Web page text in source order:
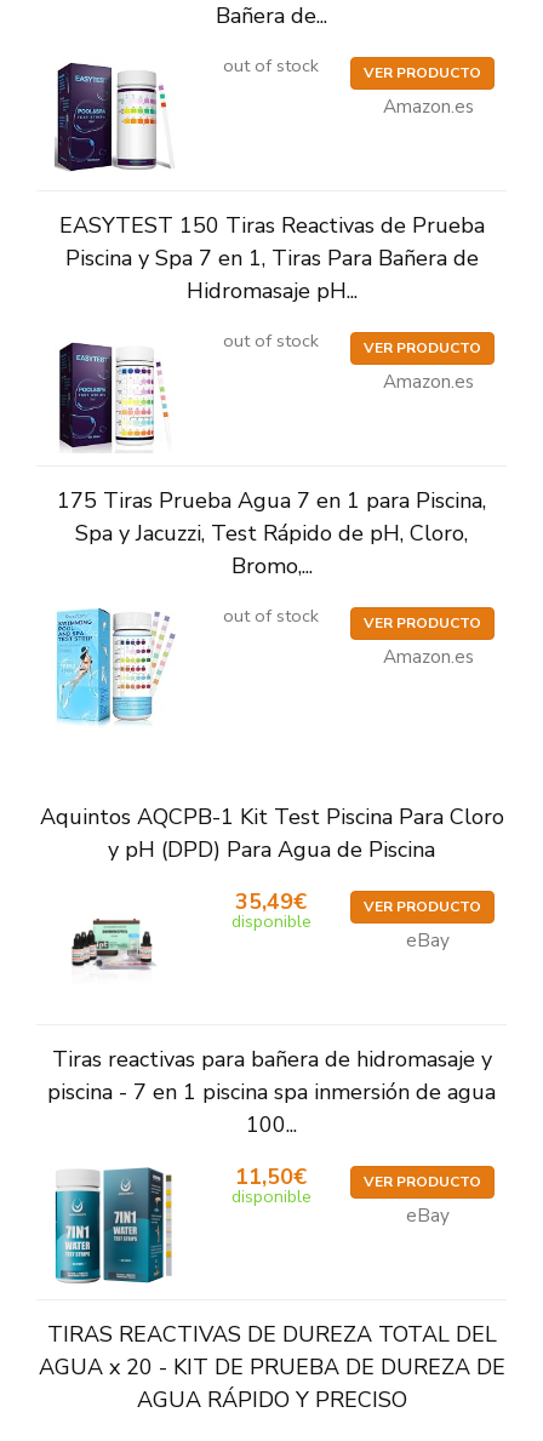
Bañera de...
out of stock VER PRODUCTO
Amazon.es
EASYTEST 150 Tiras Reactivas de Prueba
Piscina y Spa 7 en 1, Tiras Para Bañera de
Hidromasaje pH...
out of stock VER PRODUCTO
Amazon.es
175 Tiras Prueba Agua 7 en 1 para Piscina,
Spa y Jacuzzi, Test Rápido de pH, Cloro,
Bromo,...
out of stock VER PRODUCTO
Amazon.es
Aquintos AQCPB-1 Kit Test Piscina Para Cloro
y pH (DPD) Para Agua de Piscina
35,49€
disponible
VER PRODUCTO
eBay
Tiras reactivas para bañera de hidromasaje y
piscina - 7 en 1 piscina spa inmersión de agua
100...
11,50€
disponible
VER PRODUCTO
eBay
TIRAS REACTIVAS DE DUREZA TOTAL DEL
AGUA x 20 - KIT DE PRUEBA DE DUREZA DE
AGUA RÁPIDO Y PRECISO